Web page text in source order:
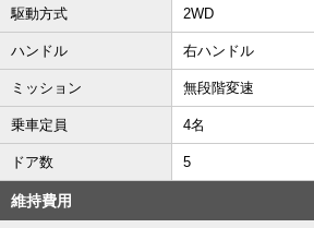
駆動方式 2WD
ハンドル 右ハンドル
ミッション 無段階変速
乗車定員 4名
ドア数 5
維持費用